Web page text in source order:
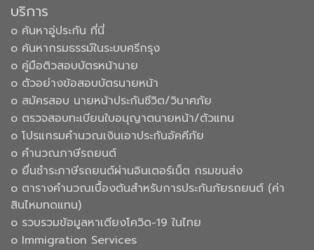
บริการ
๐ ค้นหาอู่ประกัน ที่นี่
๐ ค้นหากรมธรรม์ในระบบศรีกรุง
๐ คู่มือติวสอบบัตรหน้านาย
๐ ตัวอย่างข้อสอบบัตรนายหน้า
๐ สมัครสอบ นายหน้าประกันชีวิต/วินาศภัย
๐ ตรวจสอบทะเบียนใบอนุญาตนายหน้า/ตัวแทน
๐ โปรแกรมคำนวณเงินเอาประกันอัคคีภัย
๐ คำนวณภาษีรถยนต์
๐ ยื่นชำระภาษีรถยนต์ผ่านอินเตอร์เน็ต กรมขนส่ง
๐ ตารางคำนวณเบื้องต้นสำหรับการประกันภัยรถยนต์ (ค่า
สินไหมทดแทน)
๐ รวบรวมข้อมูลหาเตียงโควิด-19 ในไทย
๐ Immigration Services